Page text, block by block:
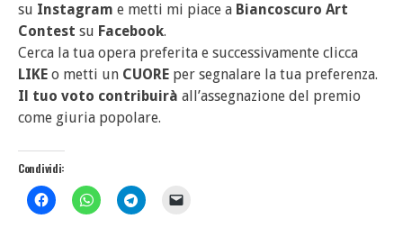
su Instagram e metti mi piace a Biancoscuro Art
Contest su Facebook.
Cerca la tua opera preferita e successivamente clicca
LIKE o metti un CUORE per segnalare la tua preferenza.
Il tuo voto contribuirà all’assegnazione del premio
come giuria popolare.
Condividi: